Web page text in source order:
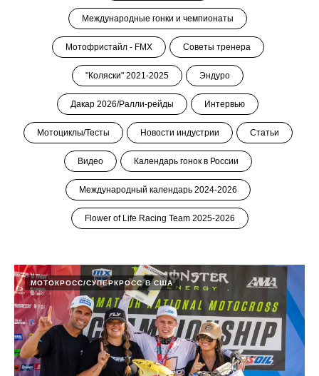
Международные гонки и чемпионаты
Мотофристайл - FMX Советы тренера
"Коляски" 2021-2025 Эндуро
Дакар 2026/Ралли-рейды Интервью
Мотоциклы/Тесты Новости индустрии Статьи
Видео Календарь гонок в России
Международный календарь 2024-2026
Flower of Life Racing Team 2025-2026
МОТОКРОСС/СУПЕРКРОСС В США